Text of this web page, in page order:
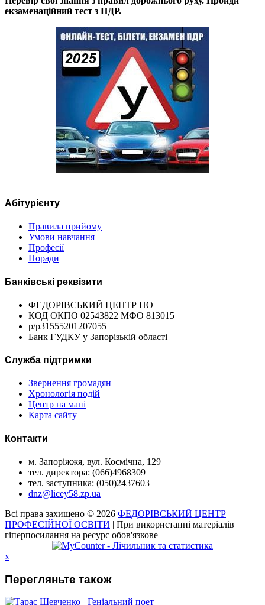
екзаменаційний тест з ПДР.
Абітурієнту
Правила прийому
Умови навчання
Професії
Поради
Банківські реквізити
ФЕДОРІВСЬКИЙ ЦЕНТР ПО
КОД ОКПО 02543822 МФО 813015
р/р31555201207055
Банк ГУДКУ у Запорізькій області
Служба підтримки
Звернення громадян
Хронологія подій
Центр на мапі
Карта сайту
Контакти
м. Запоріжжя, вул. Космічна, 129
тел. директора: (066)4968309
тел. заступника: (050)2437603
dnz@licey58.zp.ua
Всі права захищено © 2026 ФЕДОРІВСЬКИЙ ЦЕНТР
ПРОФЕСІЙНОЇ ОСВІТИ | При використанні матеріалів
гіперпосилання на ресурс обов'язкове
x
Перегляньте також